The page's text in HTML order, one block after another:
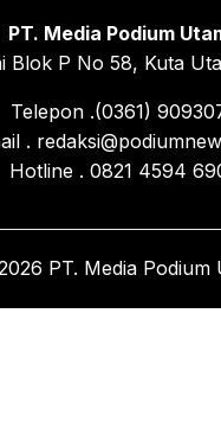
PT. Media Podium
Blok P No 58, Kuta
Telepon .(0361)
.
Hotline . 0821 4594
PT. Media Podium